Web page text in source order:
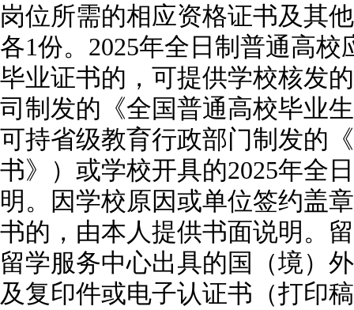
岗位所需的相应资格证书及其
各1份。2025年全日制普通高
毕业证书的，可提供学校核发
司制发的《全国普通高校毕业
可持省级教育行政部门制发的
书》）或学校开具的2025年全
明。因学校原因或单位签约盖
书的，由本人提供书面说明。
留学服务中心出具的国（境）
及复印件或电子认证书（打印